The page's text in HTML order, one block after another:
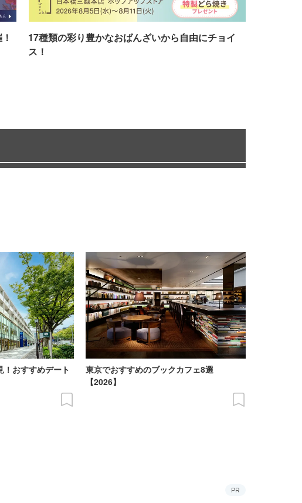
17種類の彩り豊かなおばんざいから自由にチョイ
ス！
！おすすめデート
東京でおすすめのブックカフェ8選
【2026】
PR